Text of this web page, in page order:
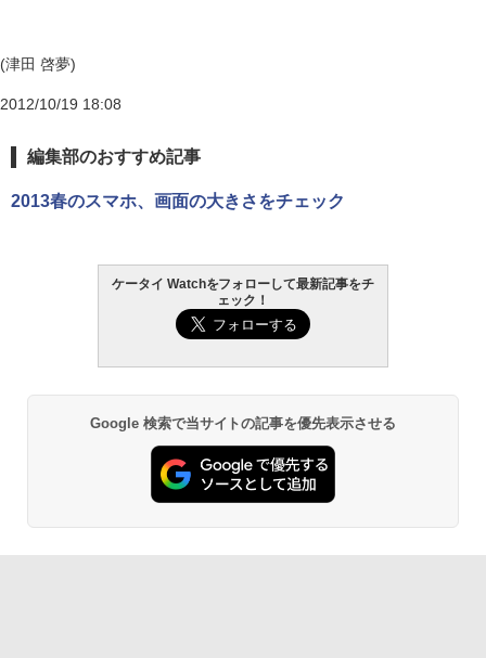
(津田 啓夢)
2012/10/19 18:08
編集部のおすすめ記事
2013春のスマホ、画面の大きさをチェック
ケータイ Watchをフォローして最新記事をチ
ェック！
Google 検索で当サイトの記事を優先表示させる